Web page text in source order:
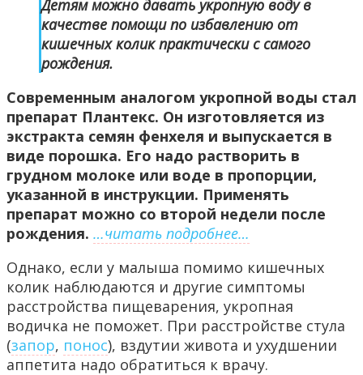
Детям можно давать укропную воду в
качестве помощи по избавлению от
кишечных колик практически с самого
рождения.
Современным аналогом укропной воды стал
препарат Плантекс. Он изготовляется из
экстракта семян фенхеля и выпускается в
виде порошка. Его надо растворить в
грудном молоке или воде в пропорции,
указанной в инструкции. Применять
препарат можно со второй недели после
рождения. …читать подробнее…
Однако, если у малыша помимо кишечных
колик наблюдаются и другие симптомы
расстройства пищеварения, укропная
водичка не поможет. При расстройстве стула
(запор, понос), вздутии живота и ухудшении
аппетита надо обратиться к врачу.